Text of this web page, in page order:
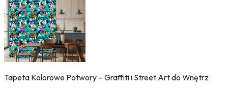
Tapeta Kolorowe Potwory – Graffiti i Street Art do Wnętrz